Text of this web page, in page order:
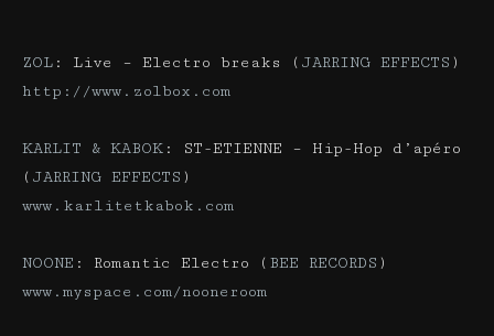
ZOL : Live – Electro breaks ( JARRING EFFECTS )
http://www.zolbox.com
KARLIT & KABOK : ST-ETIENNE – Hip-Hop d’apéro
( JARRING EFFECTS )
www.karlitetkabok.com
NOONE : Romantic Electro ( BEE RECORDS )
www.myspace.com/nooneroom